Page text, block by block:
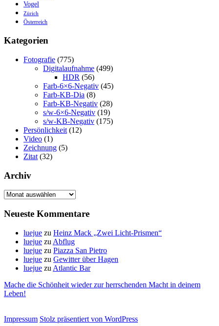
Vogel
Zürich
Österreich
Kategorien
Fotografie (775)
Digitalaufnahme (499)
HDR (56)
Farb-6×6-Negativ (45)
Farb-KB-Dia (8)
Farb-KB-Negativ (28)
s/w-6×6-Negativ (19)
s/w-KB-Negativ (175)
Persönlichkeit (12)
Video (1)
Zeichnung (5)
Zitat (32)
Archiv
Archiv
Neueste Kommentare
luejue zu Heinz Mack „Zwei Licht-Prismen“
luejue zu Abflug
luejue zu Piazza San Pietro
luejue zu Gewitter über Hagen
luejue zu Atlantic Bar
Mache die Schönheit wieder zur herrschenden Macht in deinem
Leben!
Impressum Stolz präsentiert von WordPress